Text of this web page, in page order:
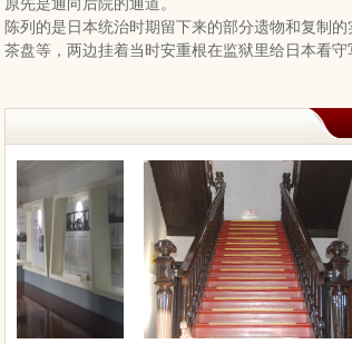
陈列的是日本统治时期留下来的部分遗物和复制
茶盘等，两边挂着当时安重根在监狱里给日本看守